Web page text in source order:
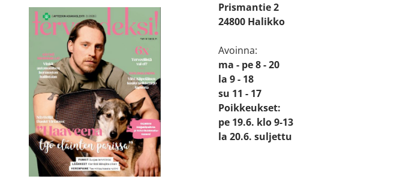
Prismantie 2
24800 Halikko
Avoinna:
ma - pe 8 - 20
la 9 - 18
su 11 - 17
Poikkeukset:
pe 19.6. klo 9-13
la 20.6. suljettu